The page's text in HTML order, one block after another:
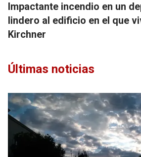
Impactante incendio en un
lindero al edificio en el que
Kirchner
Últimas noticias